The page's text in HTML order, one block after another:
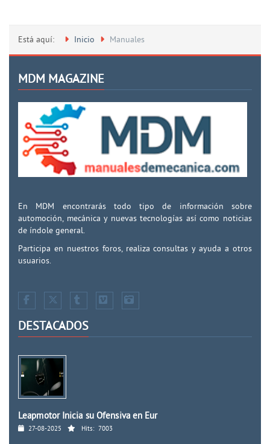
Está aquí: Inicio Manuales
MDM MAGAZINE
En MDM encontrarás todo tipo de información sobre
automoción, mecánica y nuevas tecnologías así como noticias
de índole general.
Participa en nuestros foros, realiza consultas y ayuda a otros
usuarios.
DESTACADOS
Leapmotor Inicia su Ofensiva en Eur
27-08-2025 Hits: 7003